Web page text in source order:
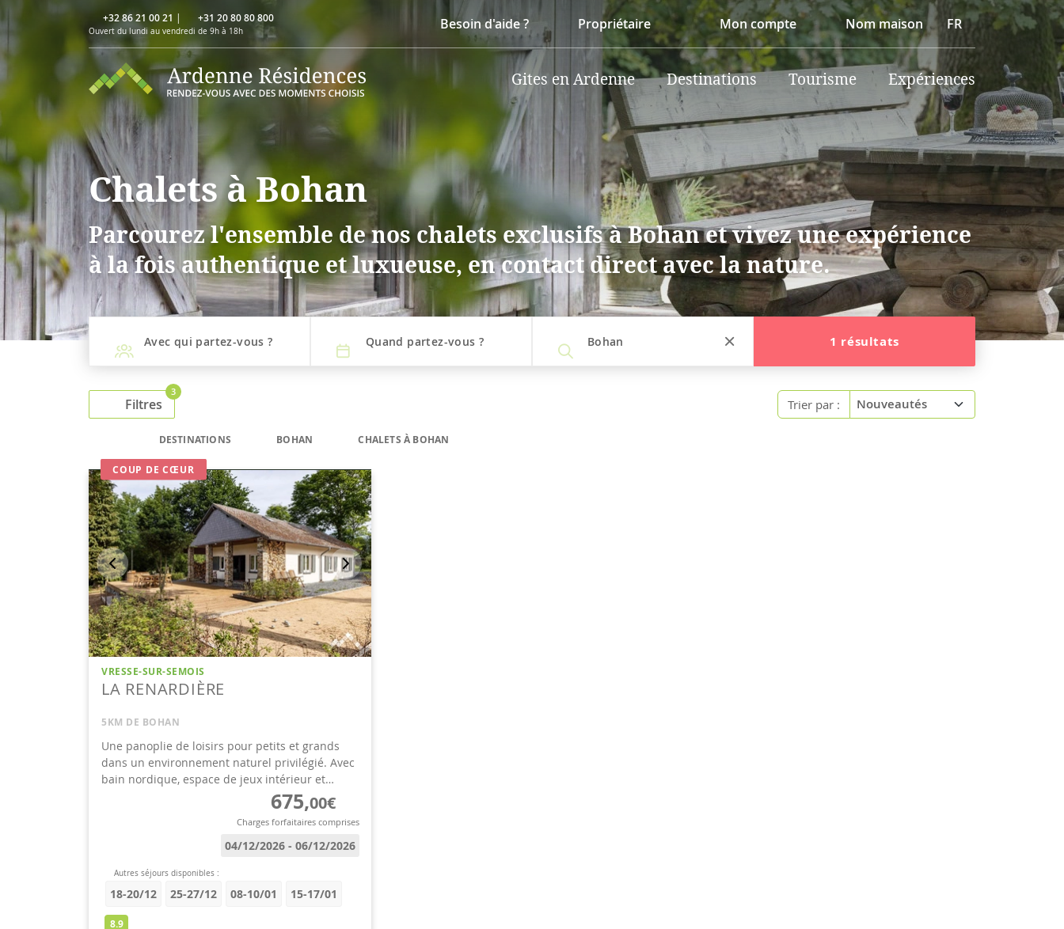
+32 86 21 00 21 | +31 20 80 80 800
Ouvert du lundi au vendredi de 9h à 18h Besoin d'aide ? Propriétaire Mon compte Nom maison FR
Gites en Ardenne Destinations Tourisme Expériences
Chalets à Bohan
Parcourez l'ensemble de nos chalets exclusifs à Bohan et vivez une expérience
à la fois authentique et luxueuse, en contact direct avec la nature.
Avec qui partez-vous ? Quand partez-vous ? Bohan 1 résultats
Filtres
3
Trier par :
DESTINATIONS BOHAN CHALETS À BOHAN